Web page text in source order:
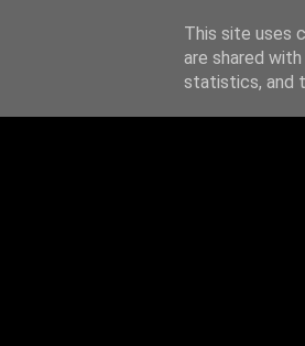
Z
This site uses
are shared
statistics, and